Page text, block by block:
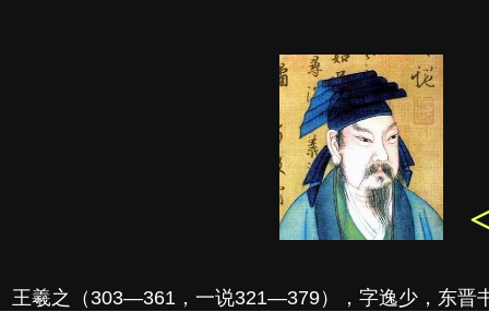
王羲之（303—361，一说321—379），字逸少，东晋